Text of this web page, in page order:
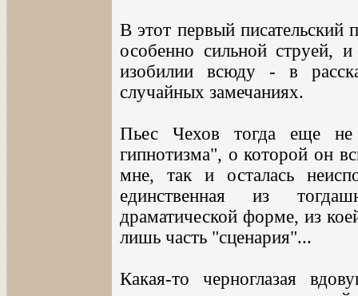
В этот первый писательский
особенно сильной струей,
изобилии всюду - в
случайных замечаниях.
Пьес Чехов тогда еще
гипнотизма", о которой он
мне, так и осталась
единственная из
драматической форме, из
лишь часть "сценария"...
Какая-то черноглазая